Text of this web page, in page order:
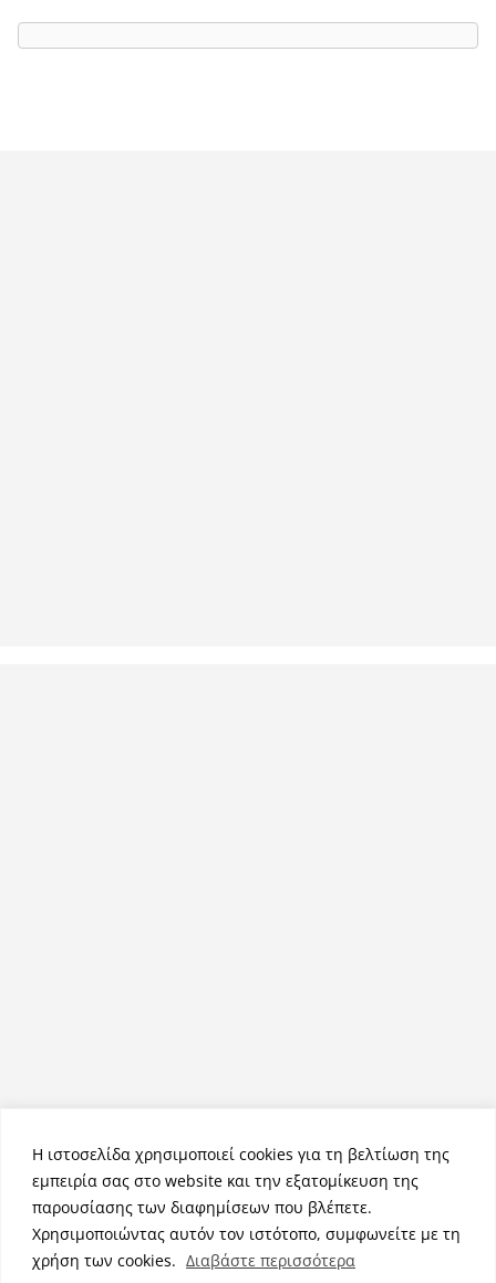
Η ιστοσελίδα χρησιμοποιεί cookies για τη βελτίωση της
εμπειρία σας στο website και την εξατομίκευση της
παρουσίασης των διαφημίσεων που βλέπετε.
Χρησιμοποιώντας αυτόν τον ιστότοπο, συμφωνείτε με τη
χρήση των cookies. Διαβάστε περισσότερα
Πνευματικά Δικαιώματα © 2026NemeaPress. Τα πνευματικά
δικαιώματα προστατεύονται.